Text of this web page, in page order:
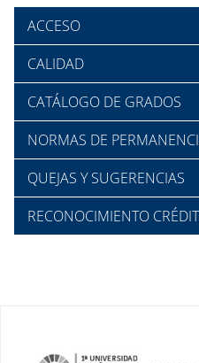
ACCESO
CALIDAD
CATÁLOGO DE GRADOS
NORMAS DE
QUEJAS Y SUGERENCIAS
RECONOCIMIENTO